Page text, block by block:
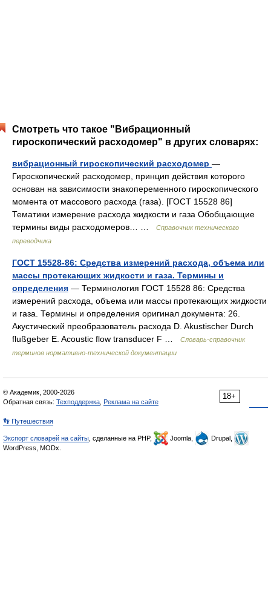
Смотреть что такое "Вибрационный
гироскопический расходомер" в других словарях:
вибрационный гироскопический расходомер —
Гироскопический расходомер, принцип действия которого
основан на зависимости знакопеременного гироскопического
момента от массового расхода (газа). [ГОСТ 15528 86]
Тематики измерение расхода жидкости и газа Обобщающие
термины виды расходомеров… …
Справочник технического
переводчика
ГОСТ 15528-86: Средства измерений расхода, объема или
массы протекающих жидкости и газа. Термины и
определения — Терминология ГОСТ 15528 86: Средства
измерений расхода, объема или массы протекающих жидкости
и газа. Термины и определения оригинал документа: 26.
Акустический преобразователь расхода D. Akustischer Durch
flußgeber E. Acoustic flow transducer F …
Словарь-справочник
терминов нормативно-технической документации
18+
© Академик, 2000-2026
Обратная связь: Техподдержка Реклама на сайте
👣 Путешествия
Экспорт словарей на сайты , сделанные на PHP, Joomla,
Drupal,
WordPress, MODx.